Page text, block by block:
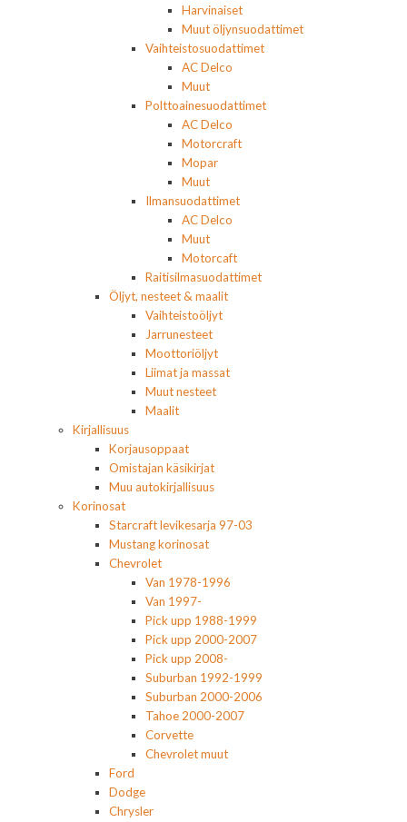
Harvinaiset
Muut öljynsuodattimet
Vaihteistosuodattimet
AC Delco
Muut
Polttoainesuodattimet
AC Delco
Motorcraft
Mopar
Muut
Ilmansuodattimet
AC Delco
Muut
Motorcaft
Raitisilmasuodattimet
Öljyt, nesteet & maalit
Vaihteistoöljyt
Jarrunesteet
Moottoriöljyt
Liimat ja massat
Muut nesteet
Maalit
Kirjallisuus
Korjausoppaat
Omistajan käsikirjat
Muu autokirjallisuus
Korinosat
Starcraft levikesarja 97-03
Mustang korinosat
Chevrolet
Van 1978-1996
Van 1997-
Pick upp 1988-1999
Pick upp 2000-2007
Pick upp 2008-
Suburban 1992-1999
Suburban 2000-2006
Tahoe 2000-2007
Corvette
Chevrolet muut
Ford
Dodge
Chrysler